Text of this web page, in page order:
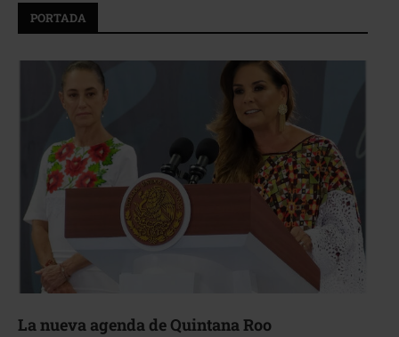
PORTADA
La nueva agenda de Quintana Roo